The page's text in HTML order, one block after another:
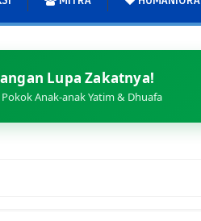
Lupa Zakatnya!
Anak-anak Yatim & Dhuafa